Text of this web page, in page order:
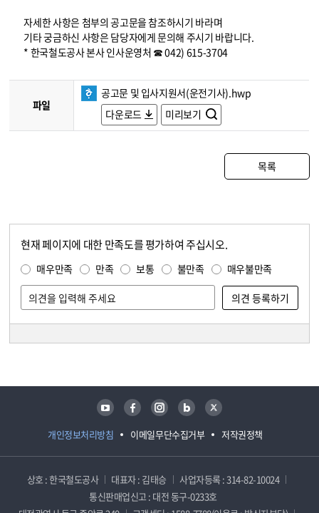
자세한 사항은 첨부의 공고문을 참조하시기 바라며
기타 궁금하신 사항은 담당자에게 문의해 주시기 바랍니다.
* 한국철도공사 본사 인사운영처 ☎ 042) 615-3704
파일
공고문 및 입사지원서(운전기사).hwp
다운로드
미리보기
목록
현재 페이지에 대한 만족도를 평가하여 주십시오.
매우만족 만족 보통 불만족 매우불만족
개인정보처리방침 이메일무단수집거부 저작권정책
유튜브 페이스북 인스타그램 블로그 트위터
상호 : 한국철도공사 대표자 : 김태승
사업자등록 : 314-82-10024
통신판매업신고 : 대전 동구-0233호